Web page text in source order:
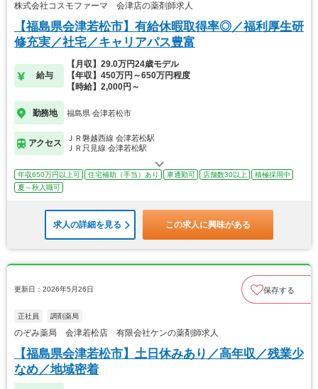
株式会社コスモファーマ 会津店の薬剤師求人
【福島県会津若松市】有給休暇取得率◎／福利厚生研
修充実／社宅／キャリアパス豊富
給与
【月収】29.0万円24歳モデル
【年収】450万円～650万円程度
【時給】2,000円～
勤務地 福島県 会津若松市
アクセス
ＪＲ磐越西線 会津若松駅
ＪＲ只見線 会津若松駅
年収650万円以上可 住宅補助（手当）あり 車通勤可 店舗数30以上
積極採用中
夏～秋入職可
求人の詳細を見る この求人に興味がある
更新日：2026年5月26日 保存する
正社員 調剤薬局
のぞみ薬局 会津若松店 有限会社ケンの薬剤師求人
【福島県会津若松市】土日休みあり／高年収／残業少
なめ／地域密着